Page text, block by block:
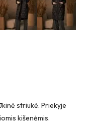
striukė. Priekyje
kišenėmis.